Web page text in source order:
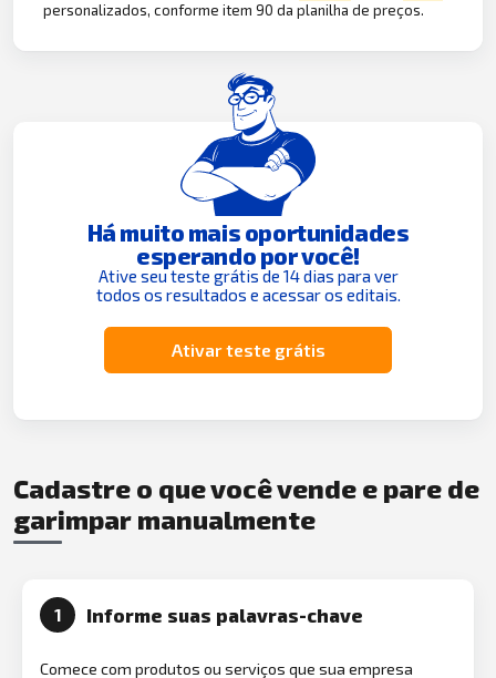
personalizados, conforme item 90 da planilha de preços.
Há muito mais oportunidades
esperando por você!
Ative seu teste grátis de 14 dias para ver
todos os resultados e acessar os editais.
Ativar teste grátis
Cadastre o que você vende e pare de
garimpar manualmente
1 Informe suas palavras-chave
Comece com produtos ou serviços que sua empresa